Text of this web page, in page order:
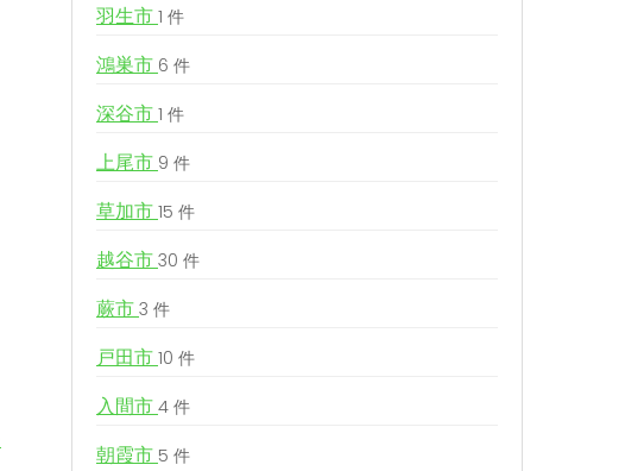
羽生市 1 件
鴻巣市 6 件
深谷市 1 件
上尾市 9 件
草加市 15 件
越谷市 30 件
蕨市 3 件
戸田市 10 件
入間市 4 件
朝霞市 5 件